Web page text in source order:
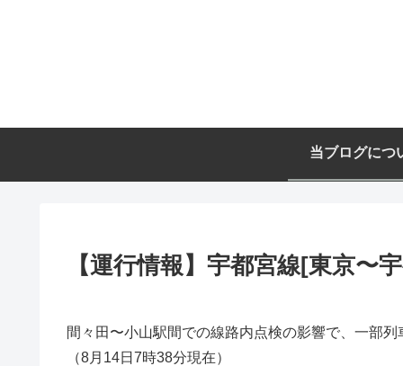
当ブログにつ
【運行情報】宇都宮線[東京〜
間々田〜小山駅間での線路内点検の影響で、一部列
（8月14日7時38分現在）